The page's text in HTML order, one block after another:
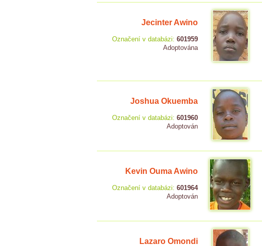
Jecinter Awino
Označení v databázi: 601959
Adoptována
Joshua Okuemba
Označení v databázi: 601960
Adoptován
Kevin Ouma Awino
Označení v databázi: 601964
Adoptován
Lazaro Omondi